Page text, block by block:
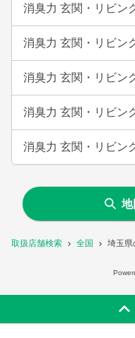
取扱店舗検索 全国 埼玉県
消臭力 玄関・リビン
消臭力 玄関・リビン
消臭力 玄関・リビン
消臭力 玄関・リビン
消臭力 玄関・リビン
地